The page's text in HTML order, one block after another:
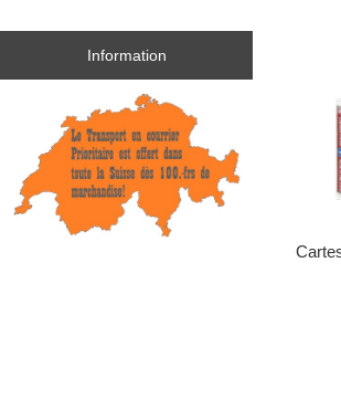
Information